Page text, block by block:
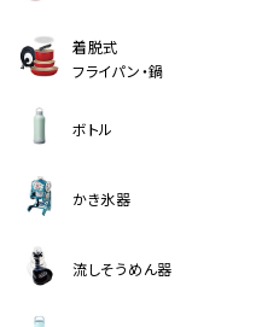
着脱式
フライパン・鍋
ボトル
かき氷器
流しそうめん器